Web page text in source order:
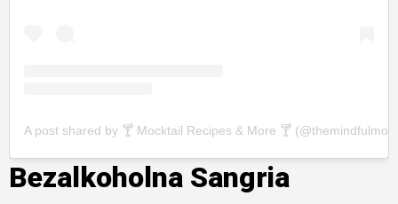
A post shared by 🍸 Mocktail Recipes & More 🍸
Bezalkoholna Sangria